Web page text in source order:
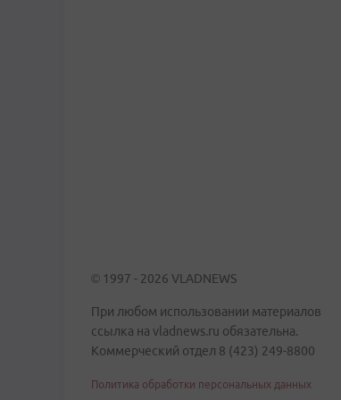
© 1997 - 2026 VLADNEWS
При любом использовании материалов
ссылка на vladnews.ru обязательна.
Коммерческий отдел 8 (423) 249-8800
Политика обработки персональных данных